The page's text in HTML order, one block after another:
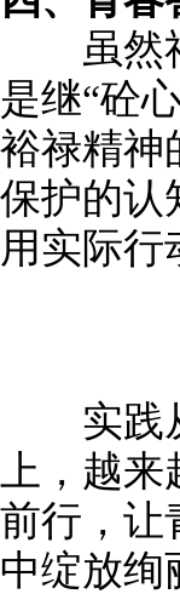
虽然社
是继“砼
裕禄精神
保护的认
用实际
实践从
上，越
前行，让
中绽放绚